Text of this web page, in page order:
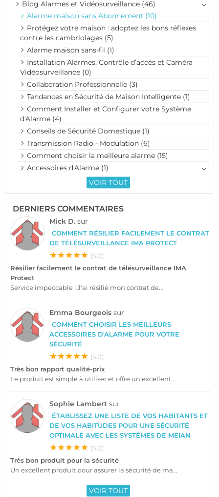
Blog Alarmes et Vidéosurveillance (46)
Alarme maison sans Abonnement (10)
Protégez votre maison : adoptez les bons réflexes
contre les cambriolages (5)
Alarme maison sans-fil (1)
Installation Alarmes, Contrôle d’accès et Caméra
Vidéosurveillance (0)
Collaboration Professionnelle (3)
Tendances en Sécurité de Maison Intelligente (1)
Comment Installer et Configurer votre Système
d'Alarme (4)
Conseils de Sécurité Domestique (1)
Transmission Radio - Modulation (6)
Comment choisir la meilleure alarme (15)
Accessoires d'Alarme (1)
VOIR TOUT
DERNIERS COMMENTAIRES
Mick D. sur
COMMENT RÉSILIER FACILEMENT LE CONTRAT
DE TÉLÉSURVEILLANCE IMA PROTECT
★★★★★ (5.0)
Résilier facilement le contrat de télésurveillance IMA
Protect
Service impeccable ! J'ai résilié mon contrat de...
Emma Bourgeois sur
COMMENT CHOISIR LES MEILLEURS
ACCESSOIRES D'ALARME POUR VOTRE
SÉCURITÉ
★★★★★ (5.0)
Très bon rapport qualité-prix
Le produit est simple à utiliser et offre un excellent...
Sophie Lambert sur
ÉTABLISSEZ UNE LISTE DE VOS HABITANTS ET
DE VOS HABITUDES POUR UNE SÉCURITÉ
OPTIMALE AVEC LES SYSTÈMES DE MEIAN
★★★★★ (5.0)
Très bon produit pour la sécurité
Un excellent produit pour assurer la sécurité de ma...
VOIR TOUT